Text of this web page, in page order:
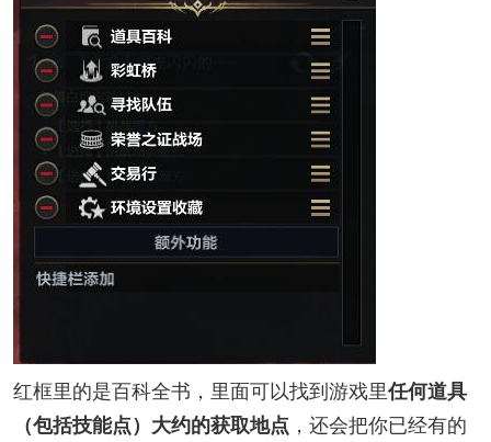
红框里的是百科全书，里面可以找到游戏里任何道具
（包括技能点）大约的获取地点 ，还会把你已经有的